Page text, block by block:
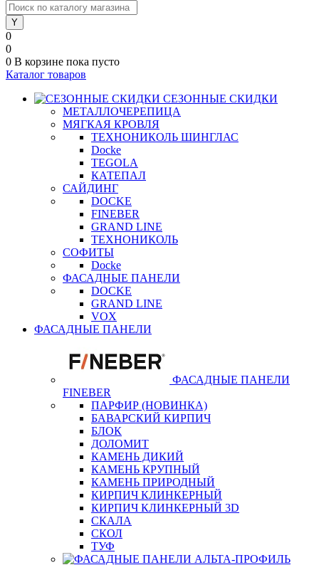
0
0
0 В корзине пока пусто
Каталог товаров
СЕЗОННЫЕ СКИДКИ
МЕТАЛЛОЧЕРЕПИЦА
МЯГКАЯ КРОВЛЯ
ТЕХНОНИКОЛЬ ШИНГЛАС
Docke
TEGOLA
КАТЕПАЛ
САЙДИНГ
DOCKE
FINEBER
GRAND LINE
ТЕХНОНИКОЛЬ
СОФИТЫ
Docke
ФАСАДНЫЕ ПАНЕЛИ
DOCKE
GRAND LINE
VOX
ФАСАДНЫЕ ПАНЕЛИ
ФАСАДНЫЕ ПАНЕЛИ
FINEBER
ПАРФИР (НОВИНКА)
БАВАРСКИЙ КИРПИЧ
БЛОК
ДОЛОМИТ
КАМЕНЬ ДИКИЙ
КАМЕНЬ КРУПНЫЙ
КАМЕНЬ ПРИРОДНЫЙ
КИРПИЧ КЛИНКЕРНЫЙ
КИРПИЧ КЛИНКЕРНЫЙ 3D
СКАЛА
СКОЛ
ТУФ